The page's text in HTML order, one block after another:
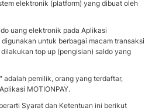
elektronik (platform) yang dibuat oleh
uang elektronik pada Aplikasi
digunakan untuk berbagai macam transaksi
top up (pengisian) saldo yang
adalah pemilik, orang yang terdaftar,
MOTIONPAY.
Syarat dan Ketentuan ini berikut